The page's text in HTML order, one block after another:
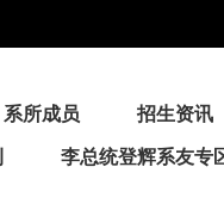
系所成员
招生资讯
李总统登辉系友专